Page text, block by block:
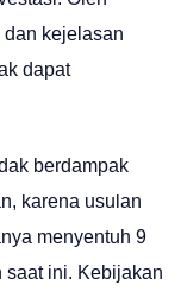
kejelasan
dapat
berdampak
karena usulan
menyentuh 9
saat ini. Kebijakan